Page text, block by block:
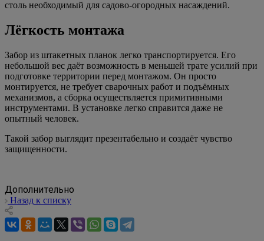
столь необходимый для садово-огородных насаждений.
Лёгкость монтажа
Забор из штакетных планок легко транспортируется. Его
небольшой вес даёт возможность в меньшей трате усилий при
подготовке территории перед монтажом. Он просто
монтируется, не требует сварочных работ и подъёмных
механизмов, а сборка осуществляется примитивными
инструментами. В установке легко справится даже не
опытный человек.
Такой забор выглядит презентабельно и создаёт чувство
защищенности.
Дополнительно
Назад к списку